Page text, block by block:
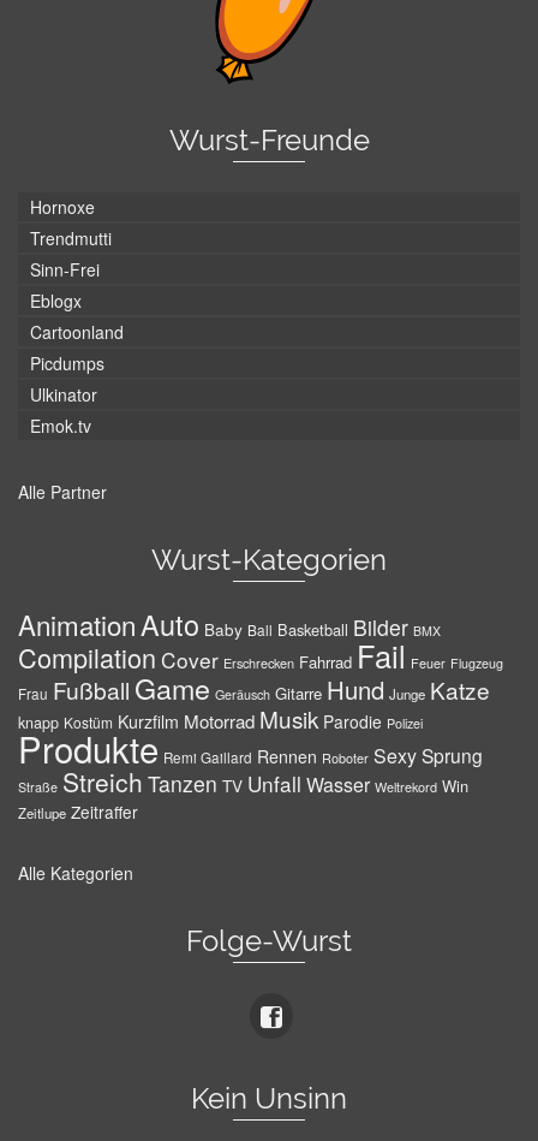
Wurst-Freunde
Hornoxe
Trendmutti
Sinn-Frei
Eblogx
Cartoonland
Picdumps
Ulkinator
Emok.tv
Alle Partner
Wurst-Kategorien
AnimationAuto Baby Ball Basketball Bilder BMX
Compilation Cover Erschrecken Fahrrad Fail Feuer Flugzeug
Frau Fußball Game Geräusch Gitarre Hund Junge Katze
knapp Kostüm Kurzfilm Motorrad Musik Parodie Polizei
Produkte Remi Gaillard Rennen Roboter SexySprung
Straße Streich Tanzen TV Unfall Wasser Weltrekord Win
Zeitlupe Zeitraffer
Alle Kategorien
Folge-Wurst
Kein Unsinn